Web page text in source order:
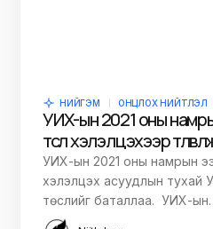
НИЙГЭМ ОНЦЛОХ НИЙТЛЭЛ
УИХ-ын 2021 оны
төсөл хэлэлцэхээр
УИХ-ын 2021 оны намрын
хэлэлцэх асуудлын тухай
төслийг баталлаа. УИХ-